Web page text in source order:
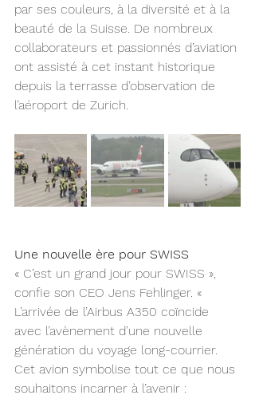
par ses couleurs, à la diversité et à la
beauté de la Suisse. De nombreux
collaborateurs et passionnés d’aviation
ont assisté à cet instant historique
depuis la terrasse d’observation de
l’aéroport de Zurich.
Une nouvelle ère pour SWISS
« C’est un grand jour pour SWISS »,
confie son CEO Jens Fehlinger. «
L’arrivée de l’Airbus A350 coïncide
avec l’avènement d’une nouvelle
génération du voyage long-courrier.
Cet avion symbolise tout ce que nous
souhaitons incarner à l’avenir :